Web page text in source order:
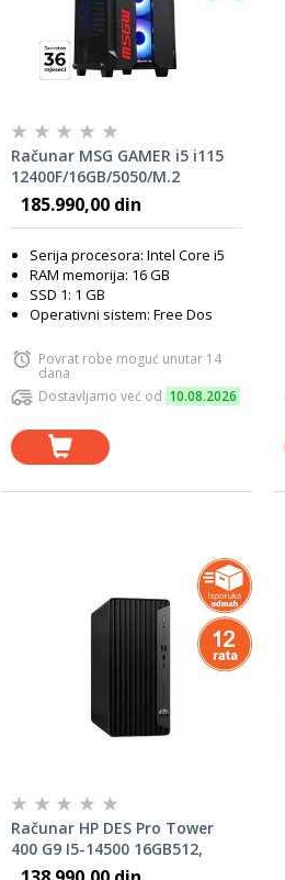
Računar MSG GAMER i5 i115
12400F/16GB/5050/M.2
1TB/650W
185.990,00 din
Serija procesora: Intel Core i5
RAM memorija: 16 GB
SSD 1: 1 GB
Operativni sistem: Free Dos
Povrat robe moguć unutar 14
dana
Dostavljamo već od 10.08.2026
Računar HP DES Pro Tower
400 G9 I5-14500 16GB512,
99Q28ET#BED